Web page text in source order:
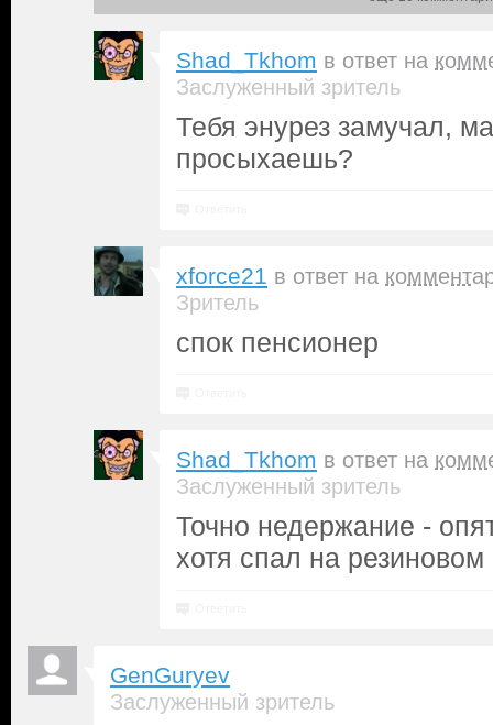
Shad_Tkhom в ответ на
Заслуженный зритель
Тебя энурез замучал,
просыхаешь?
xforce21 в ответ на
Зритель
спок пенсионер
Shad_Tkhom в ответ на
Заслуженный зритель
Точно недержание -
хотя спал на резиновом
GenGuryev
Заслуженный зритель